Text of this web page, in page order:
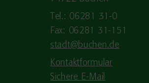
Tel.: 06281 31-0
Fax: 06281 31-151
stadt@buchen.de
Kontaktformular
Sichere E-Mail